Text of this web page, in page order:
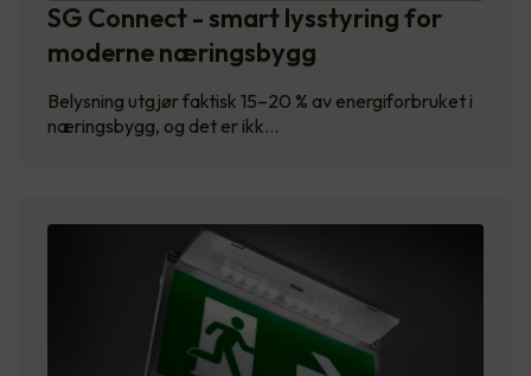
SG Connect - smart lysstyring for
moderne næringsbygg
Belysning utgjør faktisk 15–20 % av energiforbruket i
næringsbygg, og det er ikk…